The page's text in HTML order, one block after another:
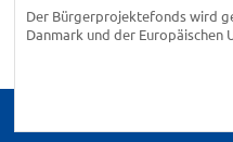
Der Bürgerprojektefonds wird
Danmark und der Europäischen